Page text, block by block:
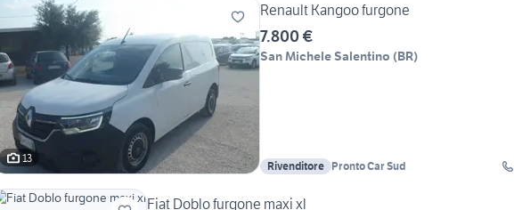
13
Renault Kangoo furgone
7.800 €
San Michele Salentino (BR)
Rivenditore Pronto Car Sud
Fiat Doblo furgone maxi xl